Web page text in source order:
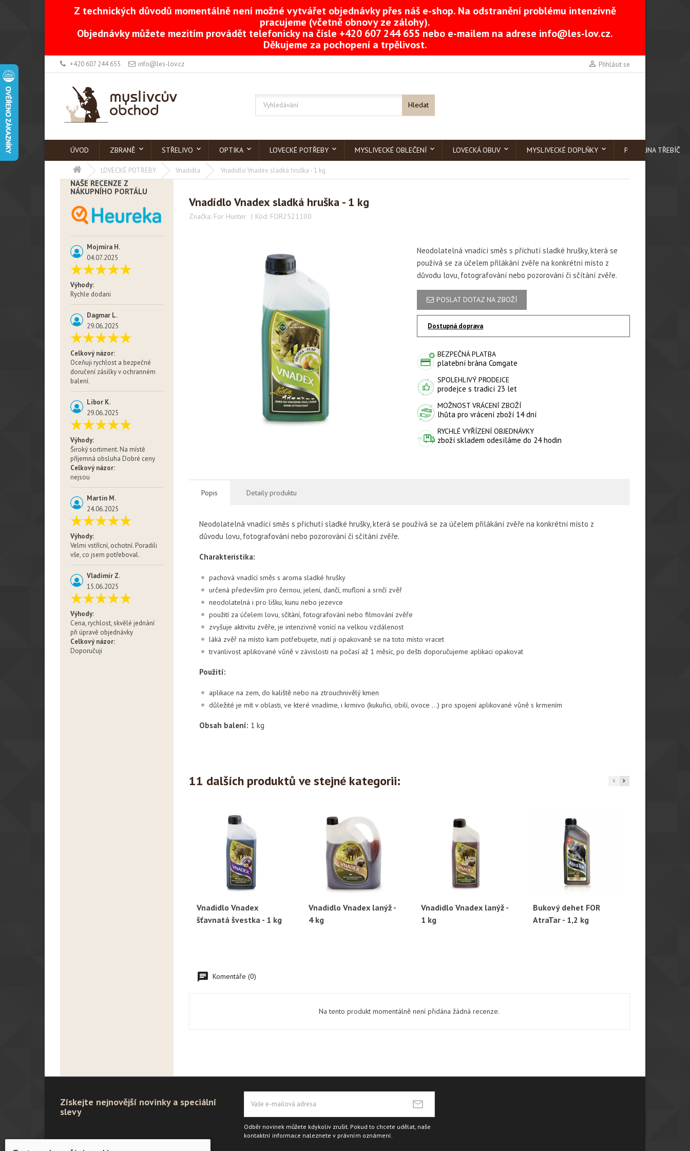
Z technických důvodů momentálně není možné vytvářet objednávky přes náš e-shop. Na odstranění problému intenzivně
pracujeme (včetně obnovy ze zálohy).
Objednávky můžete mezitím provádět telefonicky na čísle +420 607 244 655 nebo e-mailem na adrese info@les-lov.cz.
Děkujeme za pochopení a trpělivost.
+420 607 244 655 info@les-lov.cz  Přihlásit se
Hledat
ÚVOD ZBRANĚ STŘELIVO OPTIKA LOVECKÉ POTŘEBY MYSLIVECKÉ OBLEČENÍ LOVECKÁ OBUV MYSLIVECKÉ DOPLŇKY PRODEJNA TŘEBÍČ
LOVECKÉ POTŘEBY Vnadidla Vnadidlo Vnadex sladká hruška - 1 kg
NAŠE RECENZE Z
NÁKUPNÍHO PORTÁLU
Mojmíra H.
04.07.2025
Výhody:
Rychle dodani
Dagmar L.
29.06.2025
Celkový názor:
Oceňuji rychlost a bezpečné
doručení zásilky v ochranném
balení.
Libor K.
29.06.2025
Výhody:
Široký sortiment. Na místě
příjemná obsluha Dobré ceny
Celkový názor:
nejsou
Martin M.
24.06.2025
Výhody:
Velmi vstřícní, ochotní. Poradili
vše, co jsem potřeboval.
Vladimír Z.
15.06.2025
Výhody:
Cena, rychlost, skvělé jednání
při úpravě objednávky
Celkový názor:
Doporučuji
Vnadidlo Vnadex sladká hruška - 1 kg
Značka: For Hunter Kód: FOR2521100
Neodolatelná vnadící směs s příchutí sladké hrušky, která se
používá se za účelem přilákání zvěře na konkrétní místo z
důvodu lovu, fotografování nebo pozorování či sčítání zvěře.
POSLAT DOTAZ NA ZBOŽÍ
Dostupná doprava
BEZPEČNÁ PLATBA
platební brána Comgate
SPOLEHLIVÝ PRODEJCE
prodejce s tradicí 23 let
MOŽNOST VRÁCENÍ ZBOŽÍ
lhůta pro vrácení zboží 14 dní
RYCHLÉ VYŘÍZENÍ OBJEDNÁVKY
zboží skladem odesíláme do 24 hodin
Popis Detaily produktu
Neodolatelná vnadící směs s příchutí sladké hrušky, která se používá se za účelem přilákání zvěře na konkrétní místo z
důvodu lovu, fotografování nebo pozorování či sčítání zvěře.
Charakteristika:
pachová vnadící směs s aroma sladké hrušky
určená především pro černou, jelení, dančí, mufloní a srnčí zvěř
neodolatelná i pro lišku, kunu nebo jezevce
použití za účelem lovu, sčítání, fotografování nebo filmování zvěře
zvyšuje aktivitu zvěře, je intenzivně vonící na velkou vzdálenost
láká zvěř na místo kam potřebujete, nutí ji opakovaně se na toto místo vracet
trvanlivost aplikované vůně v závislosti na počasí až 1 měsíc, po dešti doporučujeme aplikaci opakovat
Použití:
aplikace na zem, do kaliště nebo na ztrouchnivělý kmen
důležité je mít v oblasti, ve které vnadíme, i krmivo (kukuřici, obilí, ovoce …) pro spojení aplikované vůně s krmením
Obsah balení: 1 kg
11 dalších produktů ve stejné kategorii:
Rychlý náhled
Vnadidlo Vnadex
šťavnatá švestka - 1 kg
Rychlý náhled
Vnadidlo Vnadex lanýž -
4 kg
Rychlý náhled
Vnadidlo Vnadex lanýž -
1 kg
Rychlý náhled
Bukový dehet FOR
AtraTar - 1,2 kg
Komentáře (0)
Na tento produkt momentálně není přidána žádná recenze.
Získejte nejnovější novinky a speciální
slevy
Odběr novinek můžete kdykoliv zrušit. Pokud to chcete udělat, naše
kontaktní informace naleznete v právním oznámení.